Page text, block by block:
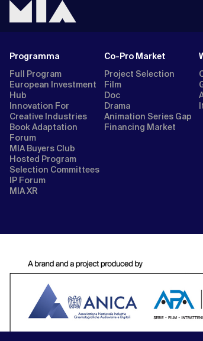
Programma
Full Program
European Investment
Hub
Innovation For
Creative Industries
Book Adaptation
Forum
MIA Buyers Club
Hosted Program
Selection Committees
IP Forum
MIA XR
Co-Pro Market
Project Selection
Film
Doc
Drama
Animation Series Gap
Financing Market